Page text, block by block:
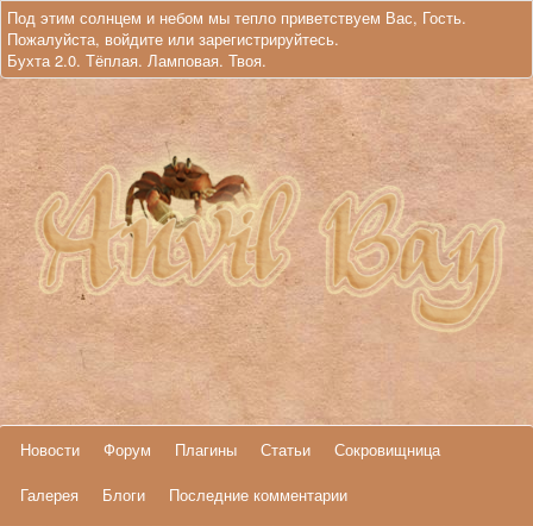
Под этим солнцем и небом мы тепло приветствуем Вас, Гость.
Пожалуйста, войдите или зарегистрируйтесь.
Бухта 2.0. Тёплая. Ламповая. Твоя.
Новости Форум Плагины Статьи
Сокровищница
Галерея
Блоги Последние комментарии